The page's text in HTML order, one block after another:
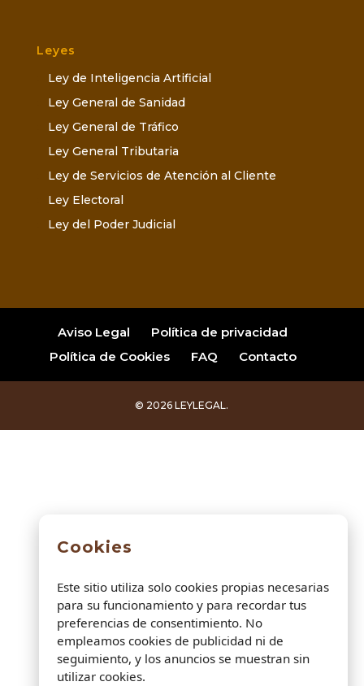
Leyes
Ley de Inteligencia Artificial
Ley General de Sanidad
Ley General de Tráfico
Ley General Tributaria
Ley de Servicios de Atención al Cliente
Ley Electoral
Ley del Poder Judicial
Aviso Legal
Política de privacidad
Política de Cookies
FAQ Contacto
© 2026 LEYLEGAL.
Cookies
Este sitio utiliza solo cookies propias necesarias
para su funcionamiento y para recordar tus
preferencias de consentimiento. No
empleamos cookies de publicidad ni de
seguimiento, y los anuncios se muestran sin
utilizar cookies.